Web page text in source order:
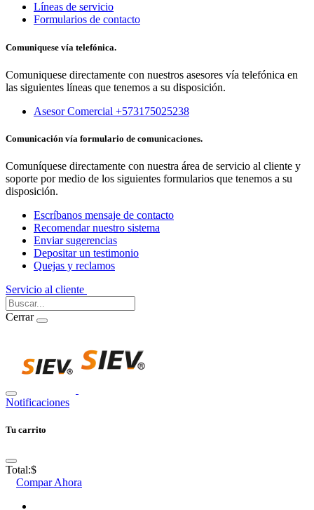
Líneas de servicio
Formularios de contacto
Comuniquese vía telefónica.
Comuniquese directamente con nuestros asesores vía telefónica en
las siguientes líneas que tenemos a su disposición.
Asesor Comercial +573175025238
Comunicación vía formulario de comunicaciones.
Comuníquese directamente con nuestra área de servicio al cliente y
soporte por medio de los siguientes formularios que tenemos a su
disposición.
Escríbanos mensaje de contacto
Recomendar nuestro sistema
Enviar sugerencias
Depositar un testimonio
Quejas y reclamos
Servicio al cliente
Cerrar
Notificaciones
Tu carrito
Total:$
Compar Ahora